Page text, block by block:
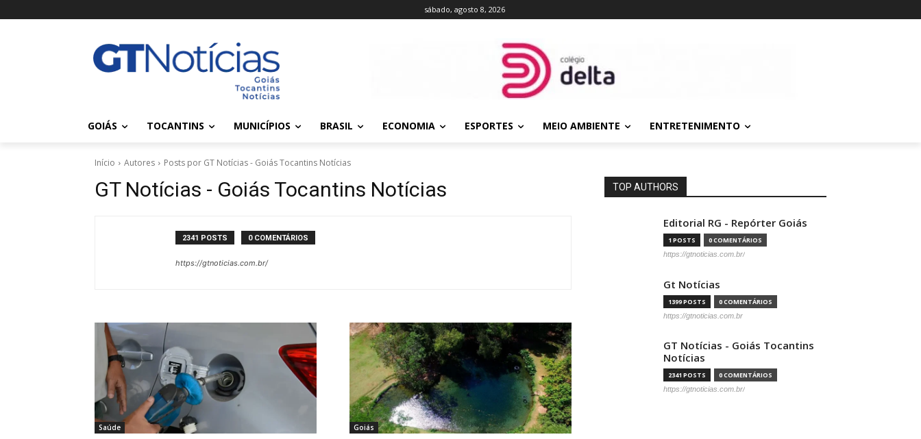
sábado, agosto 8, 2026
GOIÁS TOCANTINS MUNICÍPIOS BRASIL ECONOMIA ESPORTES MEIO AMBIENTE ENTRETENIMENTO
Início Autores Posts por GT Notícias - Goiás Tocantins Notícias
GT Notícias - Goiás Tocantins Notícias
2341 POSTS 0 COMENTÁRIOS
https://gtnoticias.com.br/
Saúde Goiás
TOP AUTHORS
Editorial RG - Repórter Goiás
1 POSTS 0 COMENTÁRIOS
https://gtnoticias.com.br/
Gt Notícias
1399 POSTS 0 COMENTÁRIOS
https://gtnoticias.com.br
GT Notícias - Goiás Tocantins
Notícias
2341 POSTS 0 COMENTÁRIOS
https://gtnoticias.com.br/